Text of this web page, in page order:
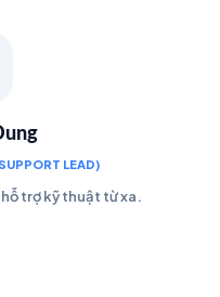
LEAD)
trợ kỹ thuật từ xa.